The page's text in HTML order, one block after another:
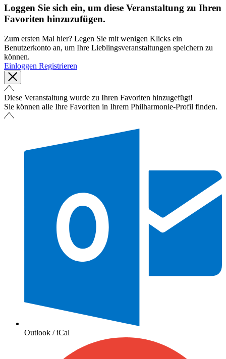
Loggen Sie sich ein, um diese Veranstaltung zu Ihren
Favoriten hinzuzufügen.
Zum ersten Mal hier? Legen Sie mit wenigen Klicks ein
Benutzerkonto an, um Ihre Lieblingsveranstaltungen speichern zu
können.
Einloggen Registrieren
Diese Veranstaltung wurde zu Ihren Favoriten hinzugefügt!
Sie können alle Ihre Favoriten in Ihrem Philharmonie-Profil finden.
Outlook / iCal